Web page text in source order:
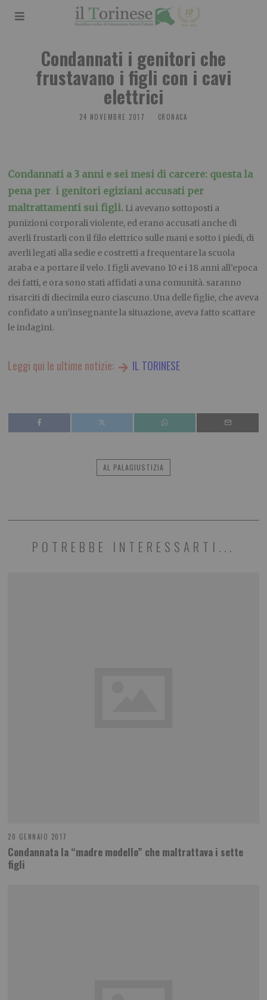
Condannati i genitori che
frustavano i figli con i cavi
elettrici
24 NOVEMBRE 2017 CRONACA
Condannati a 3 anni e sei mesi di carcere: questa la
pena per i genitori egiziani accusati per
maltrattamenti sui figli. Li avevano sottoposti a
punizioni corporali violente, ed erano accusati anche di
averli frustarli con il filo elettrico sulle mani e sotto i piedi, di
averli legati alla sedie e costretti a frequentare la scuola
araba e a portare il velo. I figli avevano 10 e i 18 anni all’epoca
dei fatti, e ora sono stati affidati a una comunità. saranno
risarciti di diecimila euro ciascuno. Una delle figlie, che aveva
confidato a un’insegnante la situazione, aveva fatto scattare
le indagini.
Leggi qui le ultime notizie: IL TORINESE
AL PALAGIUSTIZIA
POTREBBE INTERESSARTI...
20 GENNAIO 2017
Condannata la “madre modello” che maltrattava i sette
figli